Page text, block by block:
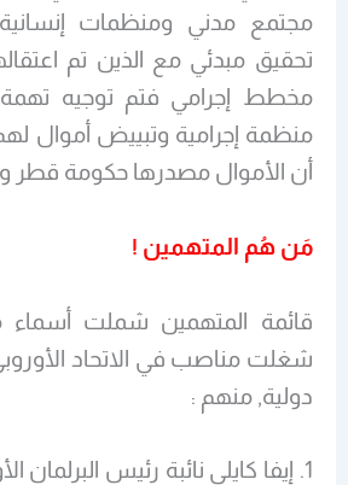
مجتمع مدني ومنظمات
تحقيق مبدئي مع الذين تم
مخطط إجرامي فتم توجيه
منظمة إجرامية وتبييض أموال
أن الأموال مصدرها حكومة قطر
مَن هُم المتهمين !
قائمة المتهمين شملت
شغلت مناصب في الاتحاد
دولية, منهم :
1. إيفا كايلي نائبة رئيس